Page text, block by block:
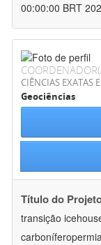
00:00:00 BRT
CIÊNCIAS EXATAS
Geociências
Título do
transição